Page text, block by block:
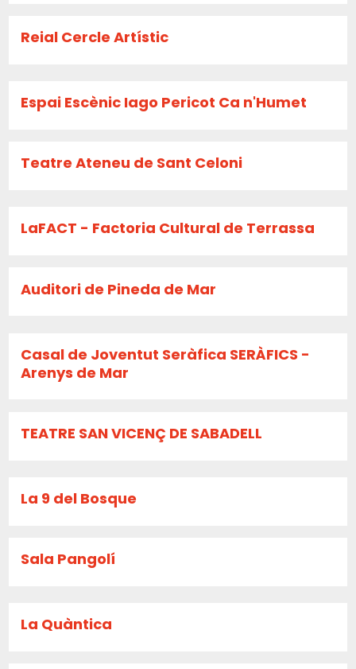
Reial Cercle Artístic
Espai Escènic Iago Pericot Ca n'Humet
Teatre Ateneu de Sant Celoni
LaFACT - Factoria Cultural de Terrassa
Auditori de Pineda de Mar
Casal de Joventut Seràfica SERÀFICS -
Arenys de Mar
TEATRE SAN VICENÇ DE SABADELL
La 9 del Bosque
Sala Pangolí
La Quàntica